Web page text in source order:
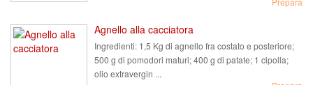
Agnello alla cacciatora
Ingredienti: 1,5 Kg di agnello fra costato e posteriore;
500 g di pomodori maturi; 400 g di patate; 1 cipolla;
olio extravergin ...